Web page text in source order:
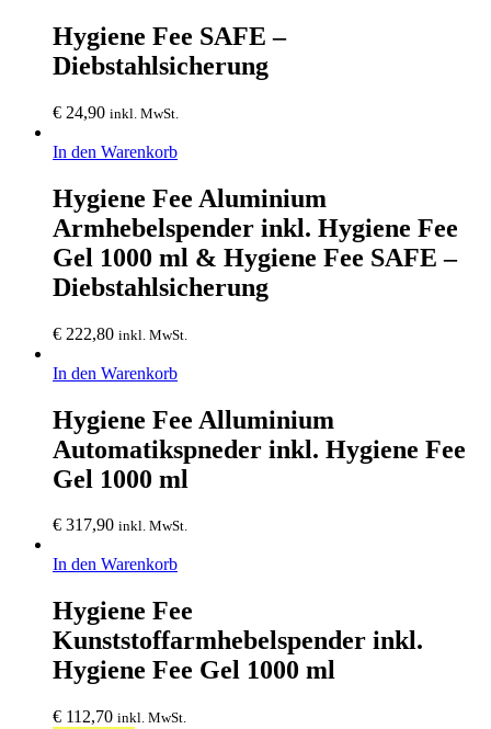
Hygiene Fee SAFE –
Diebstahlsicherung
€ 24,90 inkl. MwSt.
In den Warenkorb
Hygiene Fee Aluminium
Armhebelspender inkl. Hygiene Fee
Gel 1000 ml & Hygiene Fee SAFE –
Diebstahlsicherung
€ 222,80 inkl. MwSt.
In den Warenkorb
Hygiene Fee Alluminium
Automatikspneder inkl. Hygiene Fee
Gel 1000 ml
€ 317,90 inkl. MwSt.
In den Warenkorb
Hygiene Fee
Kunststoffarmhebelspender inkl.
Hygiene Fee Gel 1000 ml
€ 112,70 inkl. MwSt.